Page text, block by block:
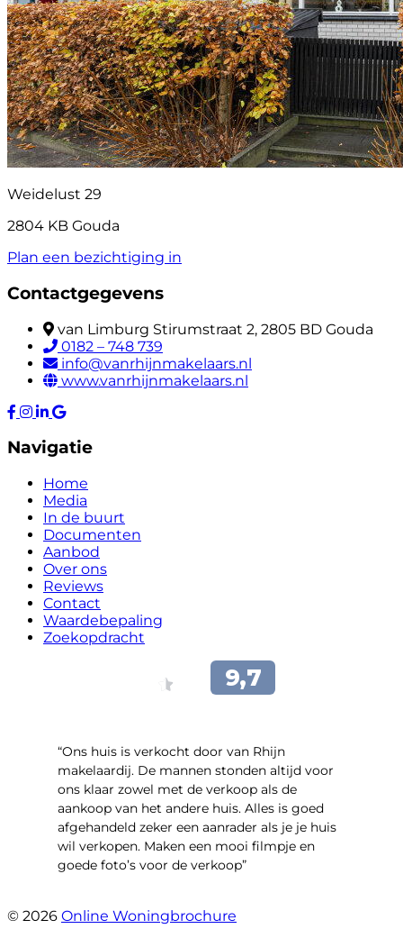
Weidelust 29
2804 KB Gouda
Plan een bezichtiging in
Contactgegevens
van Limburg Stirumstraat 2, 2805 BD Gouda
0182 – 748 739
info@vanrhijnmakelaars.nl
www.vanrhijnmakelaars.nl
Navigatie
Home
Media
In de buurt
Documenten
Aanbod
Over ons
Reviews
Contact
Waardebepaling
Zoekopdracht
“Ons huis is verkocht door van Rhijn
makelaardij. De mannen stonden altijd voor
ons klaar zowel met de verkoop als de
aankoop van het andere huis. Alles is goed
afgehandeld zeker een aanrader als je je huis
wil verkopen. Maken een mooi filmpje en
goede foto’s voor de verkoop”
© 2026 Online Woningbrochure